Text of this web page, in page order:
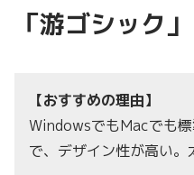
「游ゴシック」
【おすすめの理由】
WindowsでもMacでも
で、デザイン性が高い。